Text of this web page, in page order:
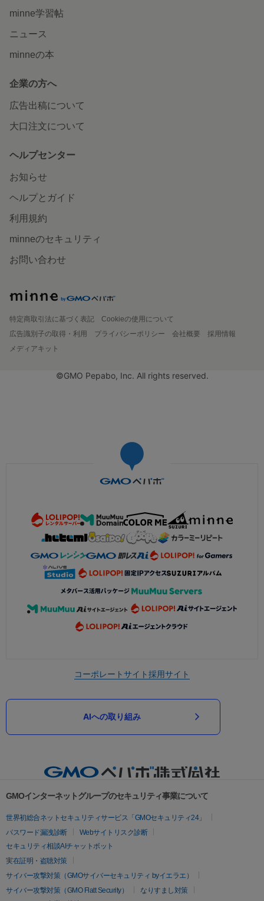
minne学習帖
ニュース
minneの本
企業の方へ
広告出稿について
大口注文について
ヘルプセンター
お知らせ
ヘルプとガイド
利用規約
minneのセキュリティ
お問い合わせ
特定商取引法に基づく表記
Cookieの使用について
広告識別子の取得・利用
プライバシーポリシー 会社概要
採用情報
メディアキット
©GMO Pepabo, Inc. All rights reserved.
コーポレートサイト採用サイト
AIへの取り組み
GMOインターネットグループのセキュリティ事業について
世界初総合ネットセキュリティサービス「GMOセキュリティ24」
パスワード漏洩診断
Webサイトリスク診断
セキュリティ相談AIチャットボット
実在証明・盗聴対策
サイバー攻撃対策（GMOサイバーセキュリティ byイエラエ）
サイバー攻撃対策（GMO Flatt Security）
なりすまし対策